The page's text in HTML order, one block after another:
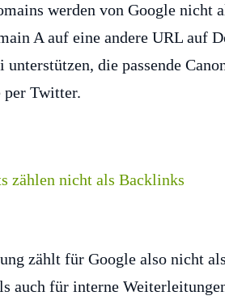
werden von Google nicht
A auf eine andere URL auf
die passende
per Twitter.
zählt für Google also nicht
auch für interne